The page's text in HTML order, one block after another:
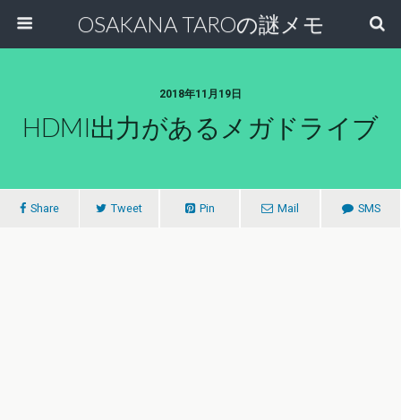
OSAKANA TAROの謎メモ
2018年11月19日
HDMI出力があるメガドライブ
Share Tweet Pin Mail SMS